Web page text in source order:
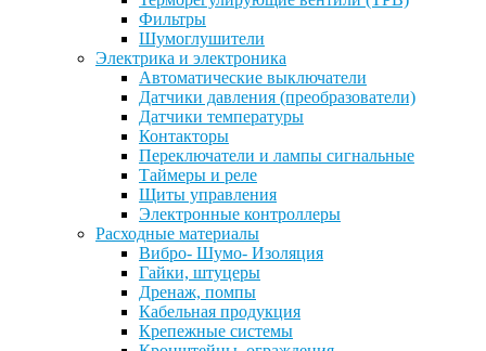
Фильтры
Шумоглушители
Электрика и электроника
Автоматические выключатели
Датчики давления (преобразователи)
Датчики температуры
Контакторы
Переключатели и лампы сигнальные
Таймеры и реле
Щиты управления
Электронные контроллеры
Расходные материалы
Вибро- Шумо- Изоляция
Гайки, штуцеры
Дренаж, помпы
Кабельная продукция
Крепежные системы